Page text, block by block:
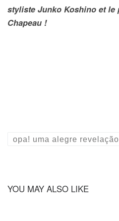
styliste Junko Koshino et le
Chapeau !
opa! uma alegre revelação
YOU MAY ALSO LIKE